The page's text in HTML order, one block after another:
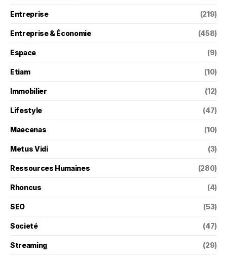
Entreprise (219)
Entreprise & Économie (458)
Espace (9)
Etiam (10)
Immobilier (12)
Lifestyle (47)
Maecenas (10)
Metus Vidi (3)
Ressources Humaines (280)
Rhoncus (4)
SEO (53)
Societé (47)
Streaming (29)